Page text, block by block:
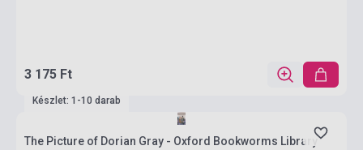
3 175 Ft
Készlet: 1-10 darab
The Picture of Dorian Gray - Oxford Bookworms Library